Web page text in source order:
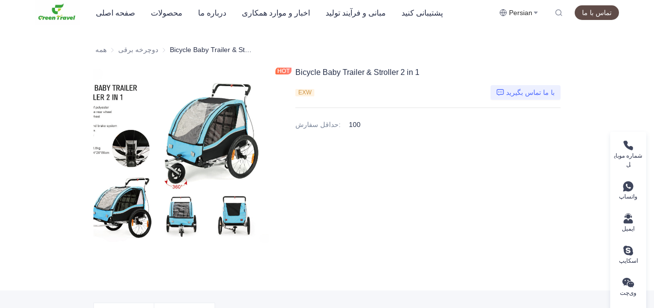
صفحه اصلی محصولات درباره ما اخبار و موارد همکاری مبانی و فرآیند تولید پشتیبانی کنید Persian تماس با ما
همه دوچرخه برقی دوچرخه برقی
Bicycle Baby Trailer & Stroller 2 in 1
EXW با ما تماس بگیرید
حداقل سفارش: 100
شماره موبای
ل
واتساپ
ایمیل
اسکایپ
وی‌چت